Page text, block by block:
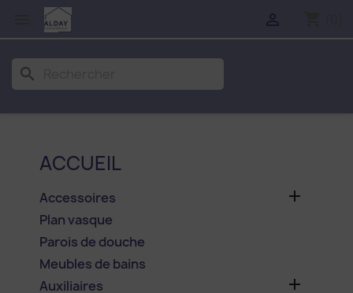
search
ACCUEIL
Accessoires 
Plan vasque
Parois de douche
Meubles de bains
Auxiliaires
